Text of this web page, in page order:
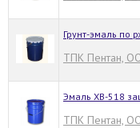
Грунт-эмаль по
ТПК Пентан,
Эмаль ХВ-518
ТПК Пентан,